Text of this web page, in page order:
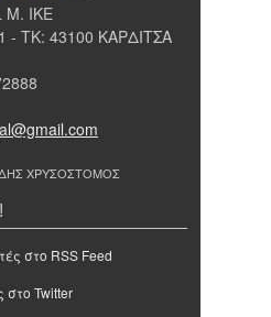
Μ. ΙΚΕ
ΤΚ: 43100 ΚΑΡΔΙΤΣΑ
ΧΡΥΣΟΣΤΟΜΟΣ
στο RSS Feed
Twitter